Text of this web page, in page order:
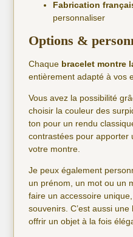
Fabrication
personnaliser
Options &
Chaque bracelet montre
entièrement adapté à vos
Vous avez la possibilité
choisir la couleur des
ton pour un rendu
contrastées pour apporter
votre montre.
Je peux également
un prénom, un mot ou un
faire un accessoire
souvenirs. C’est aussi
offrir un objet à la fois